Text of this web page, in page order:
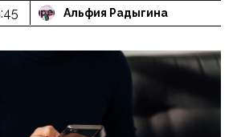
Альфия Радыгина